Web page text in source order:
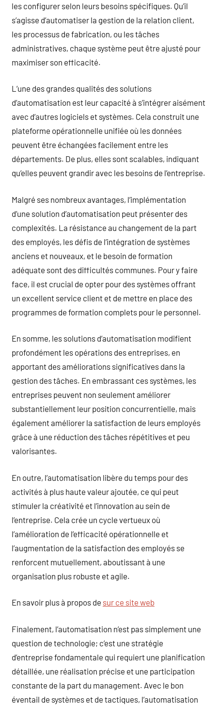
les configurer selon leurs besoins spécifiques. Qu’il
s’agisse d’automatiser la gestion de la relation client,
les processus de fabrication, ou les tâches
administratives, chaque système peut être ajusté pour
maximiser son efficacité.
L’une des grandes qualités des solutions
d’automatisation est leur capacité à s’intégrer aisément
avec d’autres logiciels et systèmes. Cela construit une
plateforme opérationnelle unifiée où les données
peuvent être échangées facilement entre les
départements. De plus, elles sont scalables, indiquant
qu’elles peuvent grandir avec les besoins de l’entreprise.
Malgré ses nombreux avantages, l’implémentation
d’une solution d’automatisation peut présenter des
complexités. La résistance au changement de la part
des employés, les défis de l’intégration de systèmes
anciens et nouveaux, et le besoin de formation
adéquate sont des difficultés communes. Pour y faire
face, il est crucial de opter pour des systèmes offrant
un excellent service client et de mettre en place des
programmes de formation complets pour le personnel.
En somme, les solutions d’automatisation modifient
profondément les opérations des entreprises, en
apportant des améliorations significatives dans la
gestion des tâches. En embrassant ces systèmes, les
entreprises peuvent non seulement améliorer
substantiellement leur position concurrentielle, mais
également améliorer la satisfaction de leurs employés
grâce à une réduction des tâches répétitives et peu
valorisantes.
En outre, l’automatisation libère du temps pour des
activités à plus haute valeur ajoutée, ce qui peut
stimuler la créativité et l’innovation au sein de
l’entreprise. Cela crée un cycle vertueux où
l’amélioration de l’efficacité opérationnelle et
l’augmentation de la satisfaction des employés se
renforcent mutuellement, aboutissant à une
organisation plus robuste et agile.
En savoir plus à propos de sur ce site web
Finalement, l’automatisation n’est pas simplement une
question de technologie; c’est une stratégie
d’entreprise fondamentale qui requiert une planification
détaillée, une réalisation précise et une participation
constante de la part du management. Avec le bon
éventail de systèmes et de tactiques, l’automatisation